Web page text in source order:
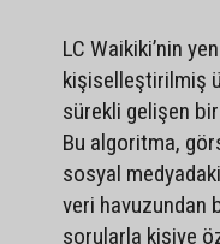
LC Waikiki’nin
kişiselleştirilmiş
sürekli gelişen
Bu algoritma,
sosyal
veri havuzundan
sorularla kişiye